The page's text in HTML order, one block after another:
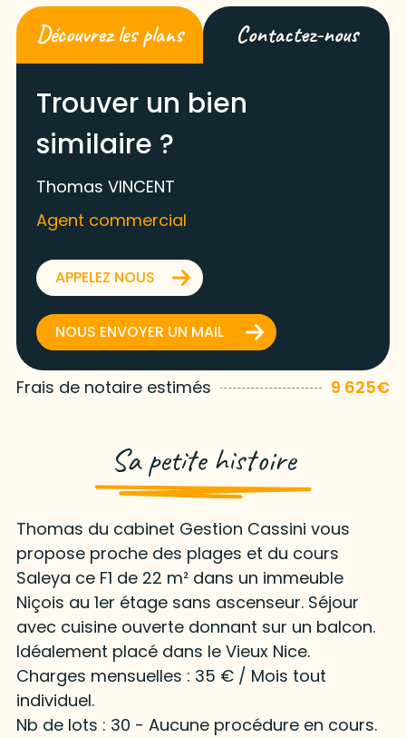
Découvrez les plans Contactez-nous
Trouver un bien
similaire ?
Thomas VINCENT
Agent commercial
APPELEZ NOUS
NOUS ENVOYER UN MAIL
Frais de notaire estimés 9 625€
Sa petite histoire
Thomas du cabinet Gestion Cassini vous
propose proche des plages et du cours
Saleya ce F1 de 22 m² dans un immeuble
Niçois au 1er étage sans ascenseur. Séjour
avec cuisine ouverte donnant sur un balcon.
Idéalement placé dans le Vieux Nice.
Charges mensuelles : 35 € / Mois tout
individuel.
Nb de lots : 30 - Aucune procédure en cours.